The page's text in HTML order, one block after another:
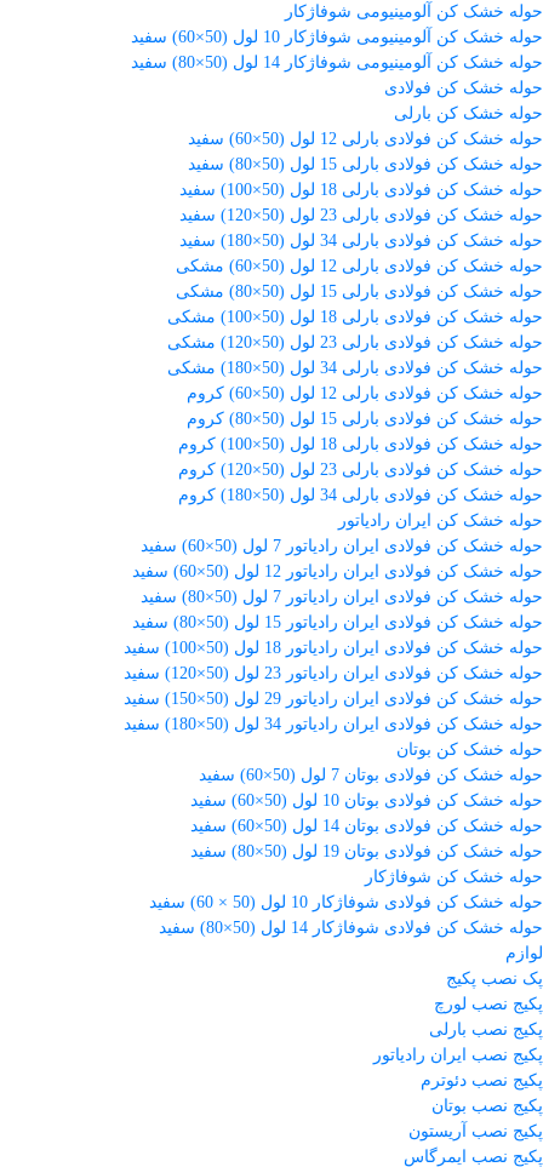
حوله خشک کن آلومینیومی شوفاژکار
حوله خشک کن آلومینیومی شوفاژکار 10 لول (50×60) سفید
حوله خشک کن آلومینیومی شوفاژکار 14 لول (50×80) سفید
حوله خشک کن فولادی
حوله خشک کن بارلی
حوله خشک کن فولادی بارلی 12 لول (50×60) سفید
حوله خشک کن فولادی بارلی 15 لول (50×80) سفید
حوله خشک کن فولادی بارلی 18 لول (50×100) سفید
حوله خشک کن فولادی بارلی 23 لول (50×120) سفید
حوله خشک کن فولادی بارلی 34 لول (50×180) سفید
حوله خشک کن فولادی بارلی 12 لول (50×60) مشکی
حوله خشک کن فولادی بارلی 15 لول (50×80) مشکی
حوله خشک کن فولادی بارلی 18 لول (50×100) مشکی
حوله خشک کن فولادی بارلی 23 لول (50×120) مشکی
حوله خشک کن فولادی بارلی 34 لول (50×180) مشکی
حوله خشک کن فولادی بارلی 12 لول (50×60) کروم
حوله خشک کن فولادی بارلی 15 لول (50×80) کروم
حوله خشک کن فولادی بارلی 18 لول (50×100) کروم
حوله خشک کن فولادی بارلی 23 لول (50×120) کروم
حوله خشک کن فولادی بارلی 34 لول (50×180) کروم
حوله خشک کن ایران رادیاتور
حوله خشک کن فولادی ایران رادیاتور 7 لول (50×60) سفید
حوله خشک کن فولادی ایران رادیاتور 12 لول (50×60) سفید
حوله خشک کن فولادی ایران رادیاتور 7 لول (50×80) سفید
حوله خشک کن فولادی ایران رادیاتور 15 لول (50×80) سفید
حوله خشک کن فولادی ایران رادیاتور 18 لول (50×100) سفید
حوله خشک کن فولادی ایران رادیاتور 23 لول (50×120) سفید
حوله خشک کن فولادی ایران رادیاتور 29 لول (50×150) سفید
حوله خشک کن فولادی ایران رادیاتور 34 لول (50×180) سفید
حوله خشک کن بوتان
حوله خشک کن فولادی بوتان 7 لول (50×60) سفید
حوله خشک کن فولادی بوتان 10 لول (50×60) سفید
حوله خشک کن فولادی بوتان 14 لول (50×60) سفید
حوله خشک کن فولادی بوتان 19 لول (50×80) سفید
حوله خشک کن شوفاژکار
حوله خشک کن فولادی شوفاژکار 10 لول (50 × 60) سفید
حوله خشک کن فولادی شوفاژکار 14 لول (50×80) سفید
لوازم
پک نصب پکیج
پکیج نصب لورچ
پکیج نصب بارلی
پکیج نصب ایران رادیاتور
پکیج نصب دئوترم
پکیج نصب بوتان
پکیج نصب آریستون
پکیج نصب ایمرگاس